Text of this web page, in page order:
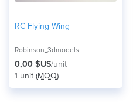
RC Flying Wing
Robinson_3dmodels
0,00 $US/unit
1 unit (MOQ)